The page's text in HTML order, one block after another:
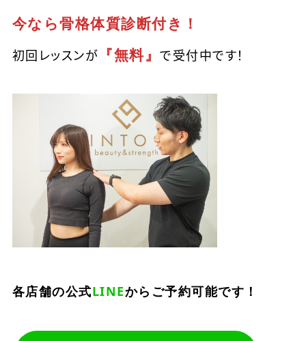
今なら骨格体質診断付き！
初回レッスンが 『無料』で受付中です！
各店舗の公式LINEからご予約可能です！